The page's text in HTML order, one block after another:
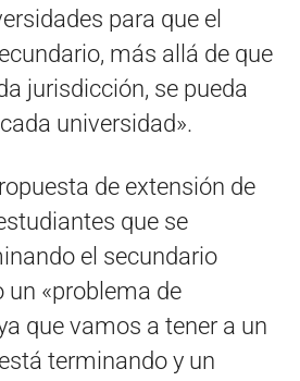
para que el
más allá de que
jurisdicción, se pueda
universidad».
de extensión de
que se
el secundario
un «problema de
que vamos a tener a un
terminando y un